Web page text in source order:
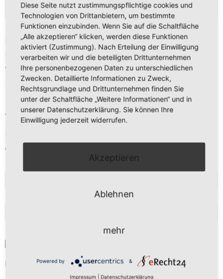
KONTAKT
Daniel Kreis
Kirchberg 11
97273 Kürnach
Tel. 09367 – 9889 473
anfrage@freier-kuechenplaner.de
oder nach Vereinbarung
Butterplätzchen
Diese Seite nutzt zustimmungspflichtige cookies und
Technologien von Drittanbietern, um bestimmte
Funktionen einzubinden. Wenn Sie auf die Schaltfläche
„Alle akzeptieren“ klicken, werden diese Funktionen
aktiviert (Zustimmung). Nach Erteilung der Einwilligung
verarbeiten wir und die beteiligten Drittunternehmen
Ihre personenbezogenen Daten zu unterschiedlichen
Zwecken. Detaillierte Informationen zu Zweck,
Rechtsgrundlage und Drittunternehmen finden Sie
unter der Schaltfläche „Weitere Informationen“ und in
unserer Datenschutzerklärung. Sie können Ihre
Einwilligung jederzeit widerrufen.
Akzeptieren
Ablehnen
mehr
Powered by &
Impressum Datenschutzerklärung